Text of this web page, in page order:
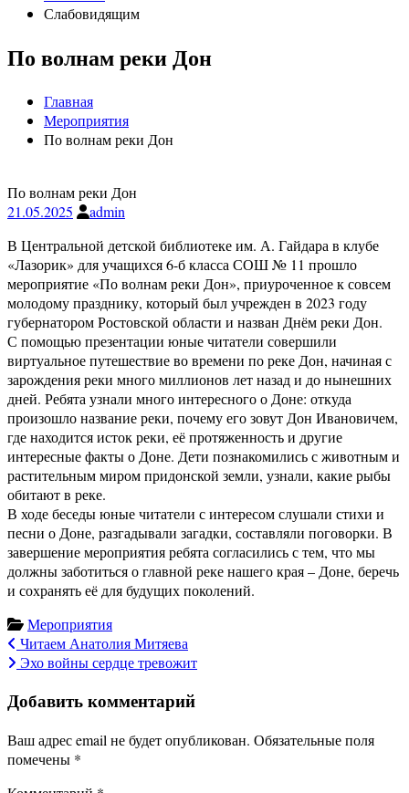
Слабовидящим
По волнам реки Дон
Главная
Мероприятия
По волнам реки Дон
По волнам реки Дон
21.05.2025
admin
В Центральной детской библиотеке им. А. Гайдара в клубе
«Лазорик» для учащихся 6-б класса СОШ № 11 прошло
мероприятие «По волнам реки Дон», приуроченное к совсем
молодому празднику, который был учрежден в 2023 году
губернатором Ростовской области и назван Днём реки Дон.
С помощью презентации юные читатели совершили
виртуальное путешествие во времени по реке Дон, начиная с
зарождения реки много миллионов лет назад и до нынешних
дней. Ребята узнали много интересного о Доне: откуда
произошло название реки, почему его зовут Дон Ивановичем,
где находится исток реки, её протяженность и другие
интересные факты о Доне. Дети познакомились с животным и
растительным миром придонской земли, узнали, какие рыбы
обитают в реке.
В ходе беседы юные читатели с интересом слушали стихи и
песни о Доне, разгадывали загадки, составляли поговорки. В
завершение мероприятия ребята согласились с тем, что мы
должны заботиться о главной реке нашего края – Доне, беречь
и сохранять её для будущих поколений.
Мероприятия
Навигация
по
записям
Читаем Анатолия Митяева
Эхо войны сердце тревожит
Добавить комментарий
Ваш адрес email не будет опубликован. Обязательные поля
помечены *